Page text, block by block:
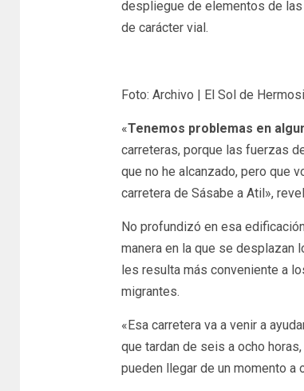
despliegue de elementos de
de carácter vial.
Foto: Archivo | El Sol de
«Tenemos problemas en
carreteras, porque las fuerzas
que no he alcanzado, pero que
carretera de Sásabe a Atil»,
No profundizó en esa
manera en la que se desplazan
les resulta más conveniente a
migrantes.
«Esa carretera va a venir a
que tardan de seis a ocho
pueden llegar de un momento a